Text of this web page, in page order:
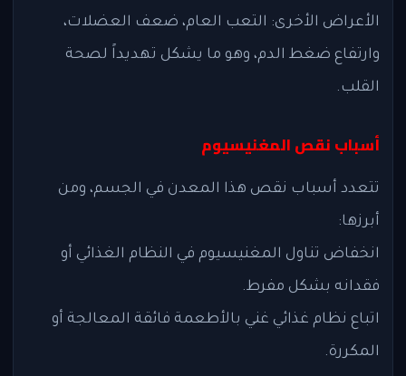
الأعراض الأخرى: التعب العام، ضعف العضلات،
وارتفاع ضغط الدم، وهو ما يشكل تهديداً لصحة
القلب.
أسباب نقص المغنيسيوم
تتعدد أسباب نقص هذا المعدن في الجسم، ومن
أبرزها:
انخفاض تناول المغنيسيوم في النظام الغذائي أو
فقدانه بشكل مفرط.
اتباع نظام غذائي غني بالأطعمة فائقة المعالجة أو
المكررة.